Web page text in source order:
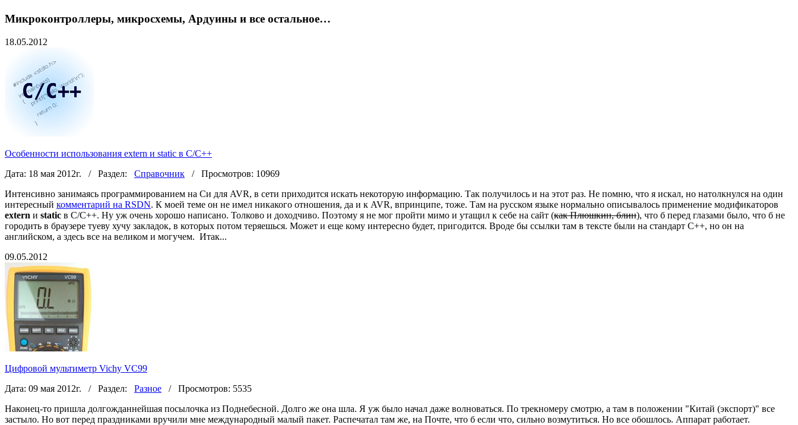
Микроконтроллеры, микросхемы, Ардуины и все остальное…
18.05.2012
Особенности использования extern и static в C/C++
Дата: 18 мая 2012г. / Раздел: Справочник / Просмотров: 10969
Интенсивно занимаясь программированием на Си для AVR, в сети приходится искать некоторую информацию. Так получилось и на этот раз. Не помню, что я искал, но натолкнулся на один
интересный комментарий на RSDN. К моей теме он не имел никакого отношения, да и к AVR, впринципе, тоже. Там на русском языке нормально описывалось применение модификаторов
extern и static в C/C++. Ну уж очень хорошо написано. Толково и доходчиво. Поэтому я не мог пройти мимо и утащил к себе на сайт (как Плюшкин, блин), что б перед глазами было, что б не
городить в браузере туеву хучу закладок, в которых потом теряешься. Может и еще кому интересно будет, пригодится. Вроде бы ссылки там в тексте были на стандарт С++, но он на
английском, а здесь все на великом и могучем. Итак...
09.05.2012
Цифровой мультиметр Vichy VC99
Дата: 09 мая 2012г. / Раздел: Разное / Просмотров: 5535
Наконец-то пришла долгожданнейшая посылочка из Поднебесной. Долго же она шла. Я уж было начал даже волноваться. По трекномеру смотрю, а там в положении "Китай (экспорт)" все
застыло. Но вот перед праздниками вручили мне международный малый пакет. Распечатал там же, на Почте, что б если что, сильно возмутиться. Но все обошлось. Аппарат работает.